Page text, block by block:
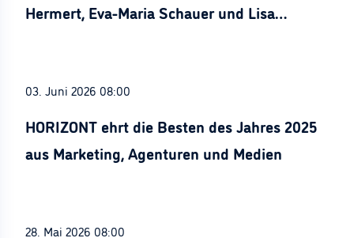
Hermert, Eva-Maria Schauer und Lisa
03. Juni 2026 08:00
HORIZONT ehrt die Besten des Jahres 2025
aus Marketing, Agenturen und Medien
28. Mai 2026 08:00